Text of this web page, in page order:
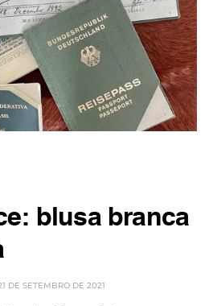
blusa branca
DE SETEMBRO DE 2021